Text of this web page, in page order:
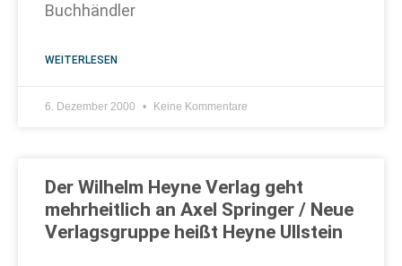
Buchhändler
WEITERLESEN
6. Dezember 2000 Keine Kommentare
Der Wilhelm Heyne Verlag geht
mehrheitlich an Axel Springer / Neue
Verlagsgruppe heißt Heyne Ullstein